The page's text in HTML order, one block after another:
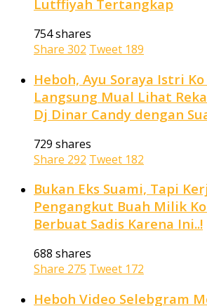
Lutffiyah Tertangkap
754 shares
Share 302 Tweet 189
Heboh, Ayu Soraya Istri
Langsung Mual Lihat
Dj Dinar Candy dengan
729 shares
Share 292 Tweet 182
Bukan Eks Suami, Tapi
Pengangkut Buah Milik
Berbuat Sadis Karena Ini..!
688 shares
Share 275 Tweet 172
Heboh Video Selebgram